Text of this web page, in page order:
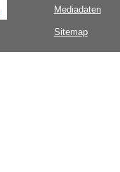
Mediadaten
Sitemap